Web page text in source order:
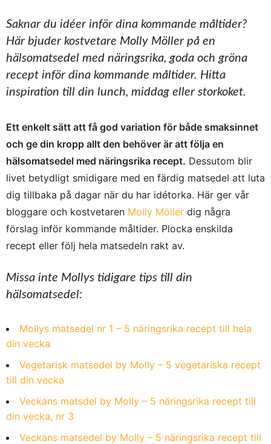
Saknar du idéer inför dina kommande måltider?
Här bjuder kostvetare Molly Möller på en
hälsomatsedel med näringsrika, goda och gröna
recept inför dina kommande måltider. Hitta
inspiration till din lunch, middag eller storkoket.
Ett enkelt sätt att få god variation för både smaksinnet
och ge din kropp allt den behöver är att följa en
hälsomatsedel med näringsrika recept. Dessutom blir
livet betydligt smidigare med en färdig matsedel att luta
dig tillbaka på dagar när du har idétorka. Här ger vår
bloggare och kostvetaren Molly Möller dig några
förslag inför kommande måltider. Plocka enskilda
recept eller följ hela matsedeln rakt av.
Missa inte Mollys tidigare tips till din
hälsomatsedel:
Mollys matsedel nr 1 – 5 näringsrika recept till hela
din vecka
Vegetarisk matsedel by Molly – 5 vegetariska recept
till din vecka
Veckans matsdel by Molly – 5 näringsrika recept till
din vecka, nr 3
Veckans matsedel by Molly – 5 näringsrika recept till